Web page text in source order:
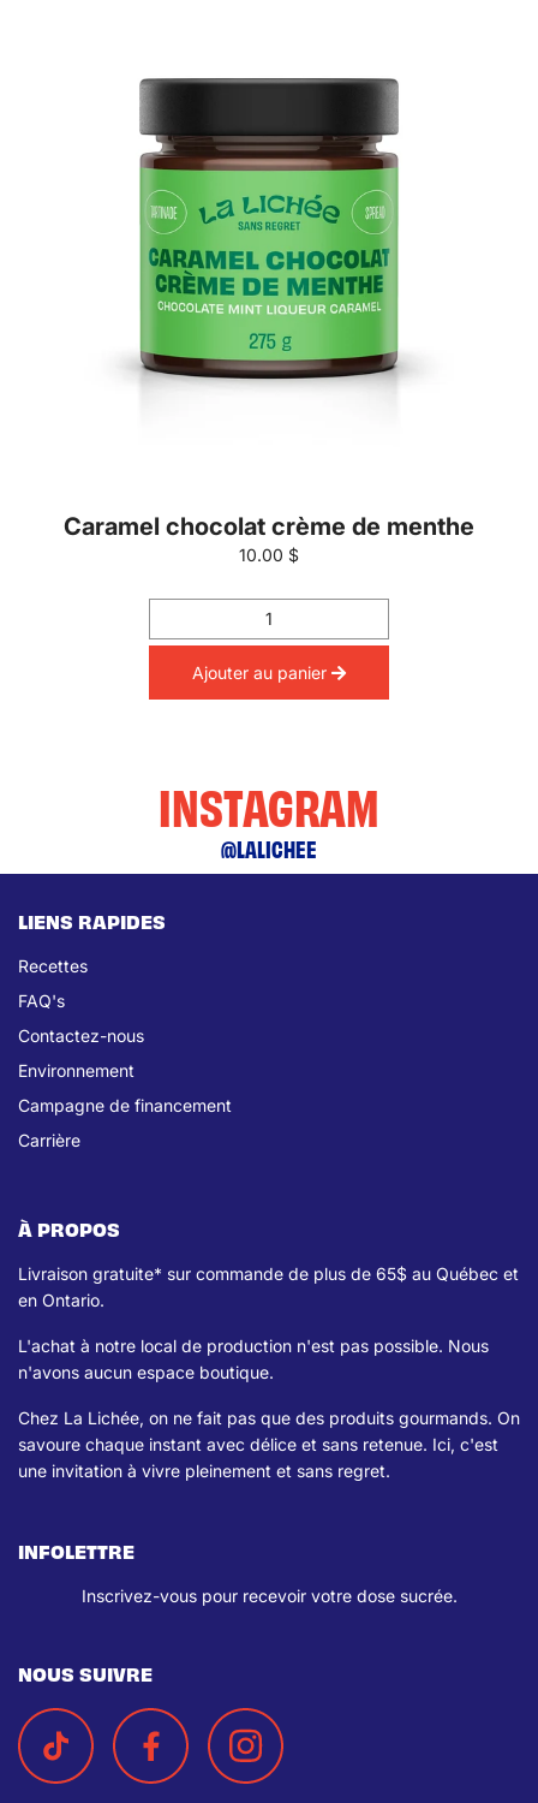
Caramel chocolat crème de menthe
10.00 $
Ajouter au panier
INSTAGRAM
@LALICHEE
LIENS RAPIDES
Recettes
FAQ's
Contactez-nous
Environnement
Campagne de financement
Carrière
À PROPOS
Livraison gratuite* sur commande de plus de 65$ au Québec et
en Ontario.
L'achat à notre local de production n'est pas possible. Nous
n'avons aucun espace boutique.
Chez La Lichée, on ne fait pas que des produits gourmands. On
savoure chaque instant avec délice et sans retenue. Ici, c'est
une invitation à vivre pleinement et sans regret.
INFOLETTRE
Inscrivez-vous pour recevoir votre dose sucrée.
NOUS SUIVRE